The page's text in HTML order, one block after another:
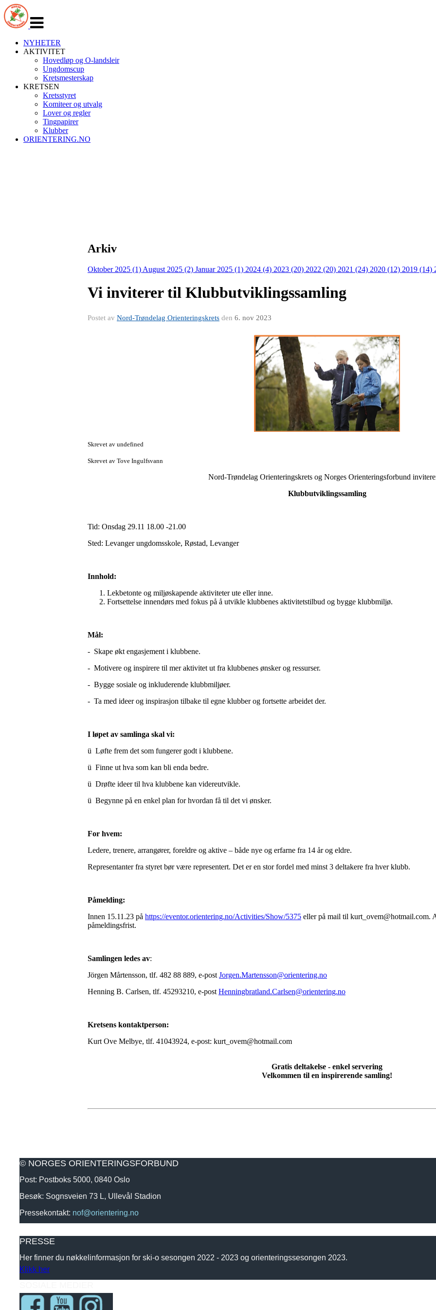
navigasjon
NYHETER
AKTIVITET
Hovedløp og O-landsleir
Ungdomscup
Kretsmesterskap
KRETSEN
Kretsstyret
Komiteer og utvalg
Lover og regler
Tingpapirer
Klubber
ORIENTERING.NO
Arkiv
Oktober 2025 (1) August 2025 (2) Januar 2025 (1) 2024 (4) 2023 (20) 2022 (20) 2021 (24) 2020 (12) 2019 (14)
Vi inviterer til Klubbutviklingssamling
Postet av Nord-Trøndelag Orienteringskrets den 6. nov 2023
Skrevet av undefined
Skrevet av Tove Ingulfsvann
Nord-Trøndelag Orienteringskrets og Norges Orienteringsforbund
Klubbutviklingssamling
Tid: Onsdag 29.11 18.00 -21.00
Sted: Levanger ungdomsskole, Røstad, Levanger
Innhold:
Lekbetonte og miljøskapende aktiviteter ute eller inne.
Fortsettelse innendørs med fokus på å utvikle klubbenes aktivitetstilbud og bygge klubbmiljø.
Mål:
- Skape økt engasjement i klubbene.
- Motivere og inspirere til mer aktivitet ut fra klubbenes ønsker og ressurser.
- Bygge sosiale og inkluderende klubbmiljøer.
- Ta med ideer og inspirasjon tilbake til egne klubber og fortsette arbeidet der.
I løpet av samlinga skal vi:
ü Løfte frem det som fungerer godt i klubbene.
ü Finne ut hva som kan bli enda bedre.
ü Drøfte ideer til hva klubbene kan videreutvikle.
ü Begynne på en enkel plan for hvordan få til det vi ønsker.
For hvem:
Ledere, trenere, arrangører, foreldre og aktive – både nye og erfarne fra 14 år og eldre.
Representanter fra styret bør være representert. Det er en stor fordel med minst 3 deltakere fra hver klubb.
Påmelding:
Innen 15.11.23 på https://eventor.orientering.no/Activities/Show/5375 eller på mail til kurt_ovem@hotmail.com.
påmeldingsfrist.
Samlingen ledes av:
Jörgen Mårtensson, tlf. 482 88 889, e-post Jorgen.Martensson@orientering.no
Henning B. Carlsen, tlf. 45293210, e-post Henningbratland.Carlsen@orientering.no
Kretsens kontaktperson:
Kurt Ove Melbye, tlf. 41043924, e-post: kurt_ovem@hotmail.com
Gratis deltakelse - enkel servering
Velkommen til en inspirerende samling!
© NORGES ORIENTERINGSFORBUND
Post: Postboks 5000, 0840 Oslo
Besøk: Sognsveien 73 L, Ullevål Stadion
Pressekontakt: nof@orientering.no
PRESSE
Her finner du nøkkelinformasjon for ski-o sesongen 2022 - 2023 og orienteringssesongen 2023.
Klikk her